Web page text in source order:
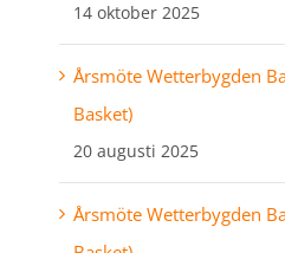
14 oktober 2025
Årsmöte Wetterbygden
Basket)
20 augusti 2025
Årsmöte Wetterbygden